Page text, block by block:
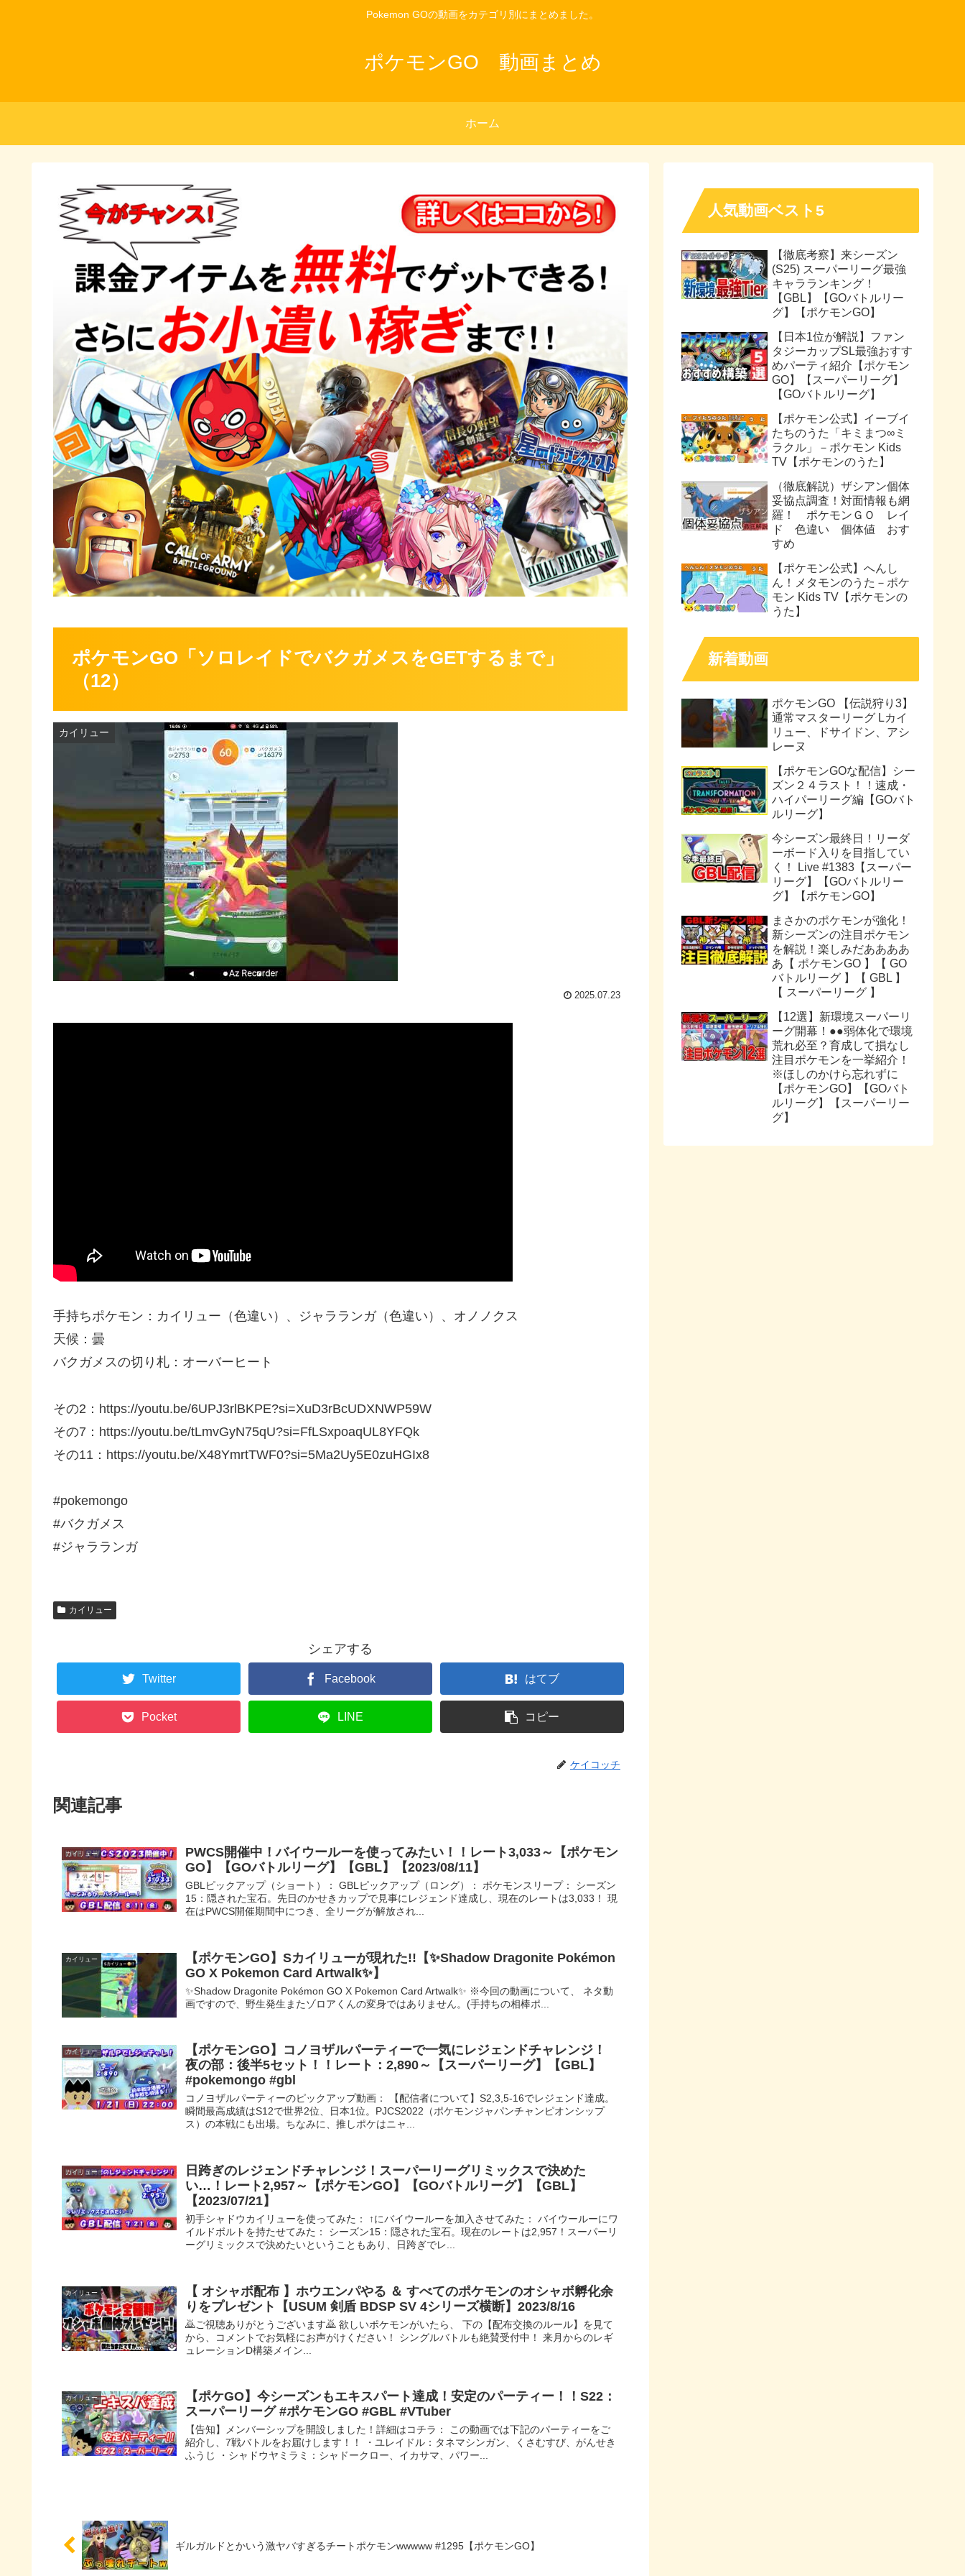
Pokemon GOの動画をカテゴリ別にまとめました。
ポケモンGO 動画まとめ
ホーム
ポケモンGO「ソロレイドでバクガメスをGETするまで」
（12）
カイリュー
2025.07.23
手持ちポケモン：カイリュー（色違い）、ジャラランガ（色違い）、オノノクス
天候：曇
バクガメスの切り札：オーバーヒート
その2：https://youtu.be/6UPJ3rlBKPE?si=XuD3rBcUDXNWP59W
その7：https://youtu.be/tLmvGyN75qU?si=FfLSxpoaqUL8YFQk
その11：https://youtu.be/X48YmrtTWF0?si=5Ma2Uy5E0zuHGIx8
#pokemongo
#バクガメス
#ジャラランガ
カイリュー
シェアする
Twitter Facebook はてブ
Pocket LINE コピー
ケイコッチ
関連記事
カイリュー
PWCS開催中！バイウールーを使ってみたい！！レート3,033～【ポケモン
GO】【GOバトルリーグ】【GBL】【2023/08/11】
GBLピックアップ（ショート）： GBLピックアップ（ロング）： ポケモンスリープ： シーズン
15：隠された宝石。先日のかせきカップで見事にレジェンド達成し、現在のレートは3,033！ 現
在はPWCS開催期間中につき、全リーグが解放され...
カイリュー
【ポケモンGO】Sカイリューが現れた!!【✨Shadow Dragonite Pokémon
GO X Pokemon Card Artwalk✨】
✨Shadow Dragonite Pokémon GO X Pokemon Card Artwalk✨ ※今回の動画について、 ネタ動
画ですので、野生発生またゾロアくんの変身ではありません。(手持ちの相棒ポ...
カイリュー
【ポケモンGO】コノヨザルパーティーで一気にレジェンドチャレンジ！
夜の部：後半5セット！！レート：2,890～【スーパーリーグ】【GBL】
#pokemongo #gbl
コノヨザルパーティーのピックアップ動画： 【配信者について】S2,3,5-16でレジェンド達成。
瞬間最高成績はS12で世界2位、日本1位。PJCS2022（ポケモンジャパンチャンピオンシップ
ス）の本戦にも出場。ちなみに、推しポケはニャ...
カイリュー
日跨ぎのレジェンドチャレンジ！スーパーリーグリミックスで決めた
い…！レート2,957～【ポケモンGO】【GOバトルリーグ】【GBL】
【2023/07/21】
初手シャドウカイリューを使ってみた： ↑にバイウールーを加入させてみた： バイウールーにワ
イルドボルトを持たせてみた： シーズン15：隠された宝石。現在のレートは2,957！スーパーリ
ーグリミックスで決めたいということもあり、日跨ぎでレ...
カイリュー
【 オシャボ配布 】ホウエンパやる ＆ すべてのポケモンのオシャボ孵化余
りをプレゼント【USUM 剣盾 BDSP SV 4シリーズ横断】2023/8/16
🙇ご視聴ありがとうございます🙇 欲しいポケモンがいたら、 下の【配布交換のルール】を見て
から、コメントでお気軽にお声がけください！ シングルバトルも絶賛受付中！ 来月からのレギ
ュレーションD構築メイン...
カイリュー
【ポケGO】今シーズンもエキスパート達成！安定のパーティー！！S22：
スーパーリーグ #ポケモンGO #GBL #VTuber
【告知】メンバーシップを開設しました！詳細はコチラ： この動画では下記のパーティーをご
紹介し、7戦バトルをお届けします！！ ・ユレイドル：タネマシンガン、くさむすび、がんせき
ふうじ ・シャドウヤミラミ：シャドークロー、イカサマ、パワー...
ギルガルドとかいう激ヤバすぎるチートポケモンwwwww #1295【ポケモンGO】
人気動画ベスト5
【徹底考察】来シーズン
(S25) スーパーリーグ最強
キャラランキング！
【GBL】【GOバトルリー
グ】【ポケモンGO】
【日本1位が解説】ファン
タジーカップSL最強おすす
めパーティ紹介【ポケモン
GO】【スーパーリーグ】
【GOバトルリーグ】
【ポケモン公式】イーブイ
たちのうた「キミまつ∞ミ
ラクル」－ポケモン Kids
TV【ポケモンのうた】
（徹底解説）ザシアン個体
妥協点調査！対面情報も網
羅！ ポケモンＧＯ レイ
ド 色違い 個体値 おす
すめ
【ポケモン公式】へんし
ん！メタモンのうた－ポケ
モン Kids TV【ポケモンの
うた】
新着動画
ポケモンGO 【伝説狩り3】
通常マスターリーグ Lカイ
リュー、ドサイドン、アシ
レーヌ
【ポケモンGOな配信】シー
ズン２４ラスト！！速成・
ハイパーリーグ編【GOバト
ルリーグ】
今シーズン最終日！リーダ
ーボード入りを目指してい
く！ Live #1383【スーパー
リーグ】【GOバトルリー
グ】【ポケモンGO】
まさかのポケモンが強化！
新シーズンの注目ポケモン
を解説！楽しみだああああ
あ【 ポケモンGO 】【 GO
バトルリーグ 】【 GBL 】
【 スーパーリーグ 】
【12選】新環境スーパーリ
ーグ開幕！●●弱体化で環境
荒れ必至？育成して損なし
注目ポケモンを一挙紹介！
※ほしのかけら忘れずに
【ポケモンGO】【GOバト
ルリーグ】【スーパーリー
グ】